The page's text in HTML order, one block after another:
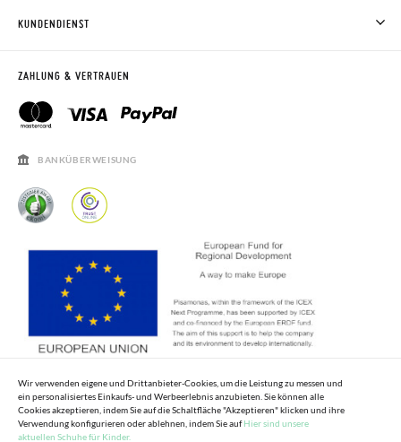
PISAMONAS CLUB
RECHTSHINWEISE
SALE
KUNDENDIENST
RETOURE BEANTRAGEN
KONTAKT
ÖFFNUNGSZEITEN
HÄUFIGKEIT DER BEANTWORTUNG VON FRAGEN
ZAHLUNG & VERTRAUEN
BANKÜBERWEISUNG
Wir verwenden eigene und Drittanbieter-Cookies, um die Leistung zu messen und
ein personalisiertes Einkaufs- und Werbeerlebnis anzubieten. Sie können alle
Cookies akzeptieren, indem Sie auf die Schaltfläche "Akzeptieren" klicken und ihre
Verwendung konfigurieren oder ablehnen, indem Sie aufHier sind unsere
aktuellen Schuhe für Kinder.